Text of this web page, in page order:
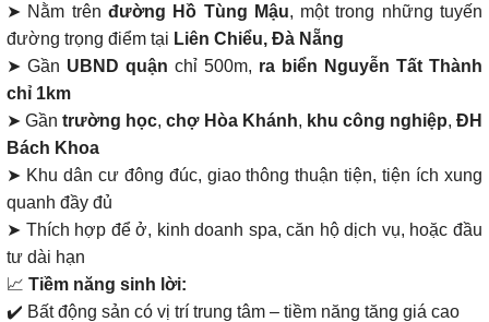
➤ Nằm trên đường Hồ Tùng Mậu, một trong những tuyến
đường trọng điểm tại Liên Chiểu, Đà Nẵng
➤ Gần UBND quận chỉ 500m, ra biển Nguyễn Tất Thành
chỉ 1km
➤ Gầntrường học,chợ Hòa Khánh, khu công nghiệp,ĐH
Bách Khoa
➤ Khu dân cư đông đúc, giao thông thuận tiện, tiện ích xung
quanh đầy đủ
➤ Thích hợp để ở, kinh doanh spa, căn hộ dịch vụ, hoặc đầu
tư dài hạn
📈 Tiềm năng sinh lời:
✔️ Bất động sản có vị trí trung tâm – tiềm năng tăng giá cao